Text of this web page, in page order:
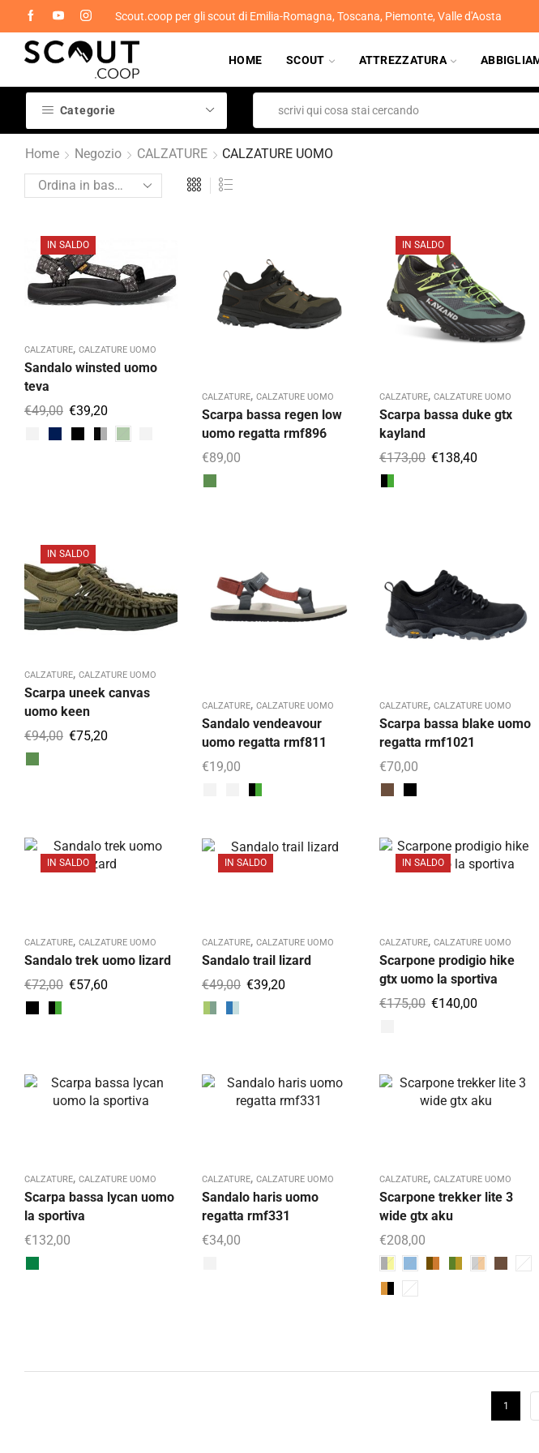
Scout.coop per gli scout di Emilia-Romagna, Toscana, Piemonte, Valle d'Aosta
HOME SCOUT ATTREZZATURA
Categorie
Home Negozio CALZATURE CALZATURE UOMO
IN SALDO
CALZATURE, CALZATURE UOMO
Sandalo winsted uomo
teva
€49,00 €39,20
CALZATURE, CALZATURE UOMO
Scarpa bassa regen low
uomo regatta rmf896
€89,00
IN SALDO
CALZATURE, CALZATURE UOMO
Scarpa bassa duke gtx
kayland
€173,00 €138,40
IN SALDO
CALZATURE, CALZATURE UOMO
Scarpa uneek canvas
uomo keen
€94,00 €75,20
CALZATURE, CALZATURE UOMO
Sandalo vendeavour
uomo regatta rmf811
€19,00
CALZATURE, CALZATURE UOMO
Scarpa bassa blake uomo
regatta rmf1021
€70,00
IN SALDO
CALZATURE, CALZATURE UOMO
Sandalo trek uomo lizard
€72,00 €57,60
IN SALDO
CALZATURE, CALZATURE UOMO
Sandalo trail lizard
€49,00 €39,20
IN SALDO
CALZATURE, CALZATURE UOMO
Scarpone prodigio hike
gtx uomo la sportiva
€175,00 €140,00
CALZATURE, CALZATURE UOMO
Scarpa bassa lycan uomo
la sportiva
€132,00
CALZATURE, CALZATURE UOMO
Sandalo haris uomo
regatta rmf331
€34,00
CALZATURE, CALZATURE UOMO
Scarpone trekker lite 3
wide gtx aku
€208,00
1